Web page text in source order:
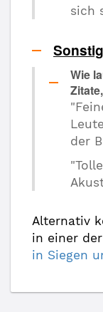
sich
Wie
der
Alternativ
in einer
in Siegen